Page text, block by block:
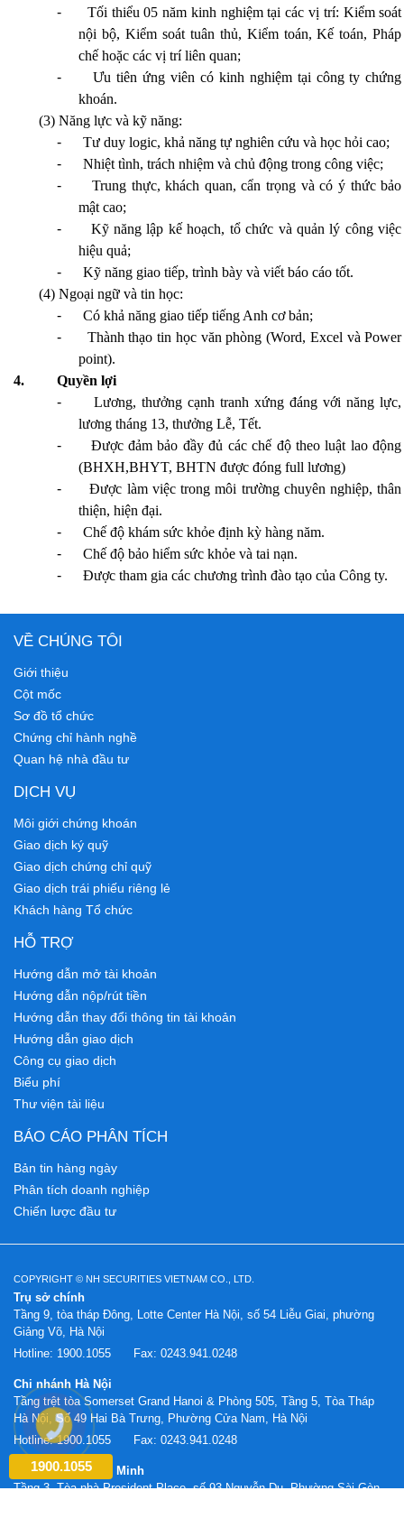
-
Tối thiểu 05 năm kinh nghiệm tại các vị trí: Kiểm soát
nội bộ, Kiểm soát tuân thủ, Kiểm toán, Kế toán, Pháp
chế hoặc các vị trí liên quan;
-
Ưu tiên ứng viên có kinh nghiệm tại công ty chứng
khoán.
(3) Năng lực và kỹ năng:
-
Tư duy logic, khả năng tự nghiên cứu và học hỏi cao;
-
Nhiệt tình, trách nhiệm và chủ động trong công việc;
-
Trung thực, khách quan, cẩn trọng và có ý thức bảo
mật cao;
-
Kỹ năng lập kế hoạch, tổ chức và quản lý công việc
hiệu quả;
-
Kỹ năng giao tiếp, trình bày và viết báo cáo tốt.
(4) Ngoại ngữ và tin học:
-
Có khả năng giao tiếp tiếng Anh cơ bản;
-
Thành thạo tin học văn phòng (Word, Excel và Power
point).
4.
Quyền lợi
-
Lương, thưởng cạnh tranh xứng đáng với năng lực,
lương tháng 13, thưởng Lễ, Tết.
-
Được đảm bảo đầy đủ các chế độ theo luật lao động
(BHXH,BHYT, BHTN được đóng full lương)
-
Được làm việc trong môi trường chuyên nghiệp, thân
thiện, hiện đại.
-
Chế độ khám sức khỏe định kỳ hàng năm.
-
Chế độ bảo hiểm sức khỏe và tai nạn.
-
Được tham gia các chương trình đào tạo của Công ty.
VỀ CHÚNG TÔI
Giới thiệu
Cột mốc
Sơ đồ tổ chức
Chứng chỉ hành nghề
Quan hệ nhà đầu tư
DỊCH VỤ
Môi giới chứng khoán
Giao dịch ký quỹ
Giao dịch chứng chỉ quỹ
Giao dịch trái phiếu riêng lẻ
Khách hàng Tổ chức
HỖ TRỢ
Hướng dẫn mở tài khoản
Hướng dẫn nộp/rút tiền
Hướng dẫn thay đổi thông tin tài khoản
Hướng dẫn giao dịch
Công cụ giao dịch
Biểu phí
Thư viện tài liệu
BÁO CÁO PHÂN TÍCH
Bản tin hàng ngày
Phân tích doanh nghiệp
Chiến lược đầu tư
COPYRIGHT © NH SECURITIES VIETNAM CO., LTD.
Trụ sở chính
Tầng 9, tòa tháp Đông, Lotte Center Hà Nội, số 54 Liễu Giai, phường
Giảng Võ, Hà Nội
Hotline: 1900.1055 Fax: 0243.941.0248
Chi nhánh Hà Nội
Tầng trệt tòa Somerset Grand Hanoi & Phòng 505, Tầng 5, Tòa Tháp
Hà Nội, Số 49 Hai Bà Trưng, Phường Cửa Nam, Hà Nội
Hotline:1900.1055 Fax: 0243.941.0248
Chi nhánh Hồ Chí Minh
Tầng 3, Tòa nhà President Place, số 93 Nguyễn Du, Phường Sài Gòn,
1900.1055